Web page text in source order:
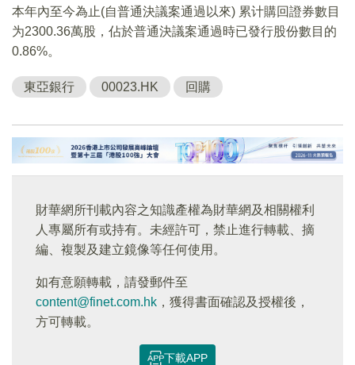
本年內至今為止(自普通決議案通過以來) 累计購回證券數目
为2300.36萬股，佔於普通決議案通過時已發行股份數目的
0.86%。
東亞銀行 00023.HK 回購
財華網所刊載內容之知識產權為財華網及相關權利
人專屬所有或持有。未經許可，禁止進行轉載、摘
編、複製及建立鏡像等任何使用。
如有意願轉載，請發郵件至
content@finet.com.hk ，獲得書面確認及授權後，
方可轉載。
下載APP